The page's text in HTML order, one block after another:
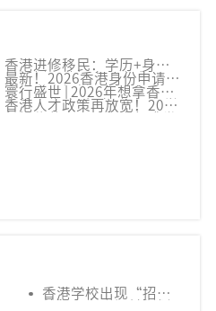
香港进修移民：学历+身份
双规划，破解中年家庭
的“教育焦虑”
最新！2026香港身份申请五
大通道全解析
寰行盛世 | 2026年想拿香港
身份？优才/专才/高才/留学
香港人才政策再放宽！2026
香港学校出现“招生